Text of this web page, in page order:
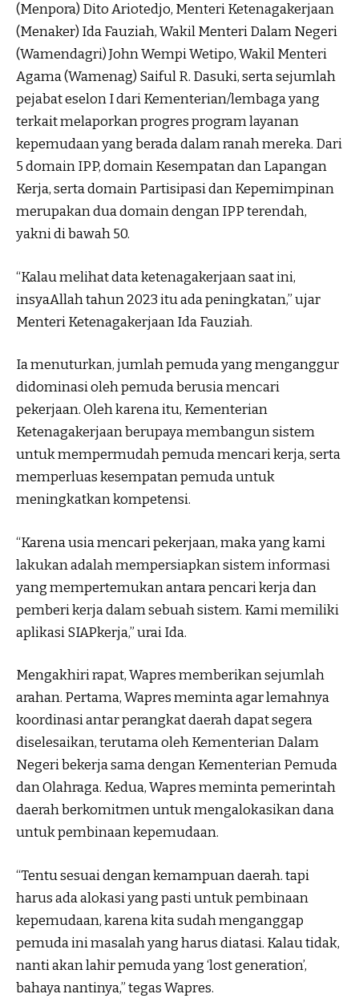
(Menpora) Dito Ariotedjo, Menteri Ketenagakerjaan
(Menaker) Ida Fauziah, Wakil Menteri Dalam Negeri
(Wamendagri) John Wempi Wetipo, Wakil Menteri
Agama (Wamenag) Saiful R. Dasuki, serta sejumlah
pejabat eselon I dari Kementerian/lembaga yang
terkait melaporkan progres program layanan
kepemudaan yang berada dalam ranah mereka. Dari
5 domain IPP, domain Kesempatan dan Lapangan
Kerja, serta domain Partisipasi dan Kepemimpinan
merupakan dua domain dengan IPP terendah,
yakni di bawah 50.
“Kalau melihat data ketenagakerjaan saat ini,
insyaAllah tahun 2023 itu ada peningkatan,” ujar
Menteri Ketenagakerjaan Ida Fauziah.
Ia menuturkan, jumlah pemuda yang menganggur
didominasi oleh pemuda berusia mencari
pekerjaan. Oleh karena itu, Kementerian
Ketenagakerjaan berupaya membangun sistem
untuk mempermudah pemuda mencari kerja, serta
memperluas kesempatan pemuda untuk
meningkatkan kompetensi.
“Karena usia mencari pekerjaan, maka yang kami
lakukan adalah mempersiapkan sistem informasi
yang mempertemukan antara pencari kerja dan
pemberi kerja dalam sebuah sistem. Kami memiliki
aplikasi SIAPkerja,” urai Ida.
Mengakhiri rapat, Wapres memberikan sejumlah
arahan. Pertama, Wapres meminta agar lemahnya
koordinasi antar perangkat daerah dapat segera
diselesaikan, terutama oleh Kementerian Dalam
Negeri bekerja sama dengan Kementerian Pemuda
dan Olahraga. Kedua, Wapres meminta pemerintah
daerah berkomitmen untuk mengalokasikan dana
untuk pembinaan kepemudaan.
“Tentu sesuai dengan kemampuan daerah. tapi
harus ada alokasi yang pasti untuk pembinaan
kepemudaan, karena kita sudah menganggap
pemuda ini masalah yang harus diatasi. Kalau tidak,
nanti akan lahir pemuda yang ‘lost generation’,
bahaya nantinya,” tegas Wapres.